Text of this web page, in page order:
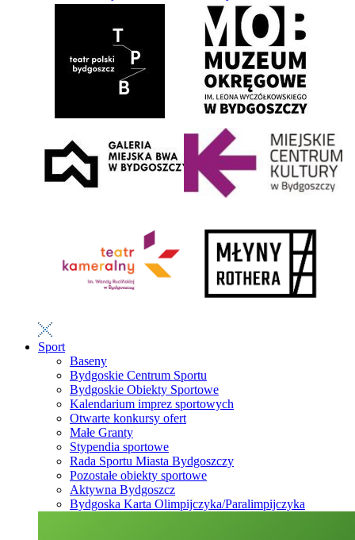
Sport
Baseny
Bydgoskie Centrum Sportu
Bydgoskie Obiekty Sportowe
Kalendarium imprez sportowych
Otwarte konkursy ofert
Małe Granty
Stypendia sportowe
Rada Sportu Miasta Bydgoszczy
Pozostałe obiekty sportowe
Aktywna Bydgoszcz
Bydgoska Karta Olimpijczyka/Paralimpijczyka